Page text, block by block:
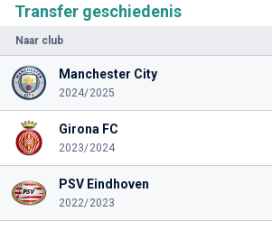
Transfer geschiedenis
Naar club
Manchester City
2024/2025
Girona FC
2023/2024
PSV Eindhoven
2022/2023